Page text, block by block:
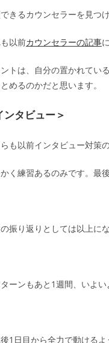
きるカウンセラーを見つ
以前カウンセラーの記事
トは、自分の置かれてい
めるのかだと思います。
ンタビュー＞
も以前インタビュー対策
く練習あるのみです。最
振り返りとしては以上にな
ーンもあと1週間、いよい
1日目から全力で動ける